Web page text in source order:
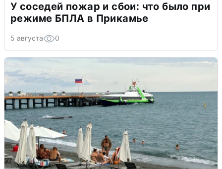
У соседей пожар и сбои: что было при
режиме БПЛА в Прикамье
5 августа 0